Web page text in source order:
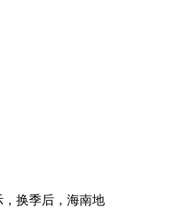
换季后，海南地